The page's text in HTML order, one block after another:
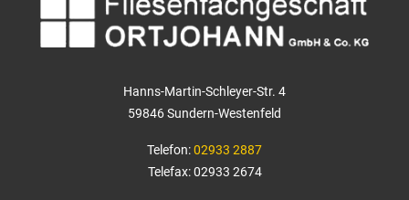
Hanns-Martin-Schleyer-Str. 4
59846 Sundern-Westenfeld
Telefon:02933 2887
Telefax: 02933 2674